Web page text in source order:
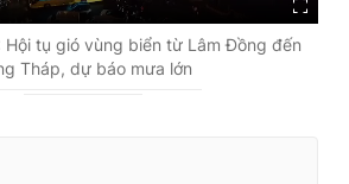
Hội tụ gió vùng biển từ Lâm Đồng đến
Tháp, dự báo mưa lớn